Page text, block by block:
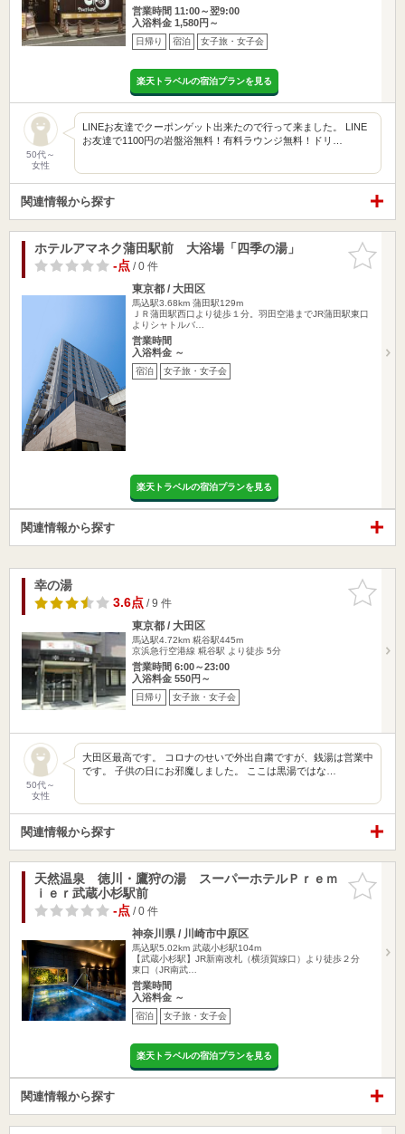
営業時間 11:00～翌9:00
入浴料金 1,580円～
日帰り 宿泊 女子旅・女子会
楽天トラベルの宿泊プランを見る
50代～
女性
LINEお友達でクーポンゲット出来たので行って来ました。 LINE
お友達で1100円の岩盤浴無料！有料ラウンジ無料！ドリ…
関連情報から探す
お気に入
りに追加
ホテルアマネク蒲田駅前 大浴場「四季の湯」
-点/ 0 件
東京都 / 大田区
馬込駅3.68km 蒲田駅129m
ＪＲ蒲田駅西口より徒歩１分。羽田空港までJR蒲田駅東口
よりシャトルバ…
営業時間
入浴料金 ～
宿泊 女子旅・女子会
楽天トラベルの宿泊プランを見る
関連情報から探す
お気に入
りに追加
幸の湯
3.6点/ 9 件
東京都 / 大田区
馬込駅4.72km 糀谷駅445m
京浜急行空港線 糀谷駅 より徒歩 5分
営業時間 6:00～23:00
入浴料金 550円～
日帰り 女子旅・女子会
50代～
女性
大田区最高です。 コロナのせいで外出自粛ですが、銭湯は営業中
です。 子供の日にお邪魔しました。 ここは黒湯ではな…
関連情報から探す
お気に入
りに追加
天然温泉 徳川・鷹狩の湯 スーパーホテルＰｒｅｍ
ｉｅｒ武蔵小杉駅前
-点/ 0 件
神奈川県 / 川崎市中原区
馬込駅5.02km 武蔵小杉駅104m
【武蔵小杉駅】JR新南改札（横須賀線口）より徒歩２分
東口（JR南武…
営業時間
入浴料金 ～
宿泊 女子旅・女子会
楽天トラベルの宿泊プランを見る
関連情報から探す